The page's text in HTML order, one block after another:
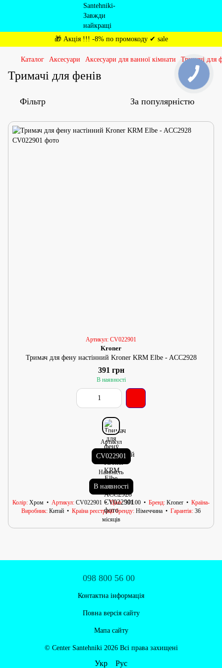
🎁 Акція !!! -8% по промокоду ✔ sale
Каталог Аксесуари Аксесуари для ванної кімнати Тримачі для
Тримачі для фенів
Фільтр За популярністю
Артикул: CV022901
Kroner
Тримач для фену настінний Kroner KRM Elbe - ACC2928
391 грн
В наявності
Артикул
CV022901
Наявність
В наявності
Колір Хром Артикул CV022901 Ціна 391.00 Бренд Kroner
Країна-
Виробник Китай Країна реєстрації бренду Німеччина Гарантія 36
місяців
098 800 56 00
Контактна інформація
Повна версія сайту
Мапа сайту
© Centеr Santehniki 2026 Всі права захищені
Укр Рус